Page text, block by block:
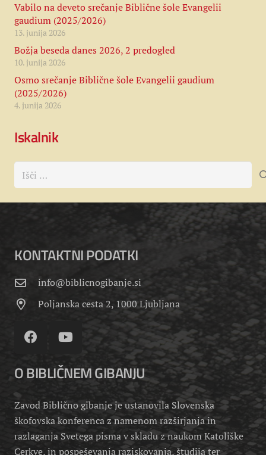
Vabilo na deveto srečanje Biblične šole Evangelii
gaudium (2025/2026)
13. junija 2026
Božja beseda danes 2026, 2 predogled
10. junija 2026
Osmo srečanje Biblične šole Evangelii gaudium
(2025/2026)
4. junija 2026
Iskalnik
Išči:
KONTAKTNI PODATKI
info@biblicnogibanje.si
Poljanska cesta 2, 1000 Ljubljana
O BIBLIČNEM GIBANJU
Zavod Biblično gibanje je ustanovila Slovenska
škofovska konferenca z namenom razširjanja in
razlaganja Svetega pisma v skladu z naukom Katoliške
Cerkve, in pospeševanja raziskovanja, študija ter